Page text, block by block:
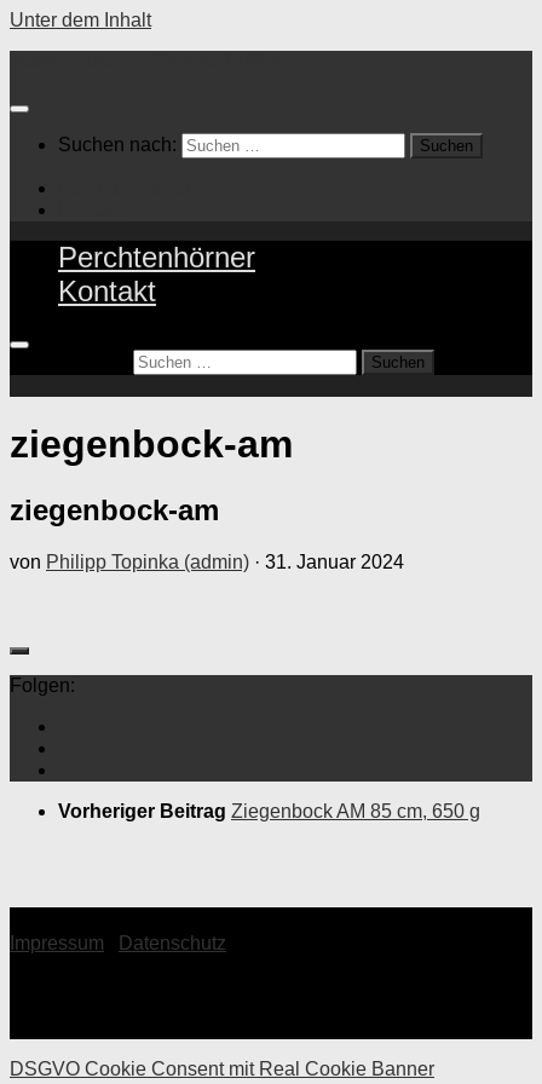
Unter dem Inhalt
Suchen nach:
Perchtenhörner
Kontakt
ziegenbock-am
ziegenbock-am
von Philipp Topinka (admin) · 31. Januar 2024
Folgen:
Vorheriger Beitrag Ziegenbock AM 85 cm, 650 g
Impressum Datenschutz
DSGVO Cookie Consent mit Real Cookie Banner